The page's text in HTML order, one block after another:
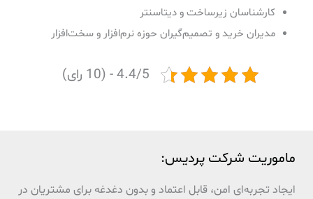
کارشناسان زیرساخت و دیتاسنتر
مدیران خرید و تصمیم‌گیران حوزه نرم‌افزار و سخت‌افزار
4.4/5 - (10 رای)
ماموریت شرکت پردیس:
ایجاد تجربه‌ای امن، قابل اعتماد و بدون دغدغه برای مشتریان در